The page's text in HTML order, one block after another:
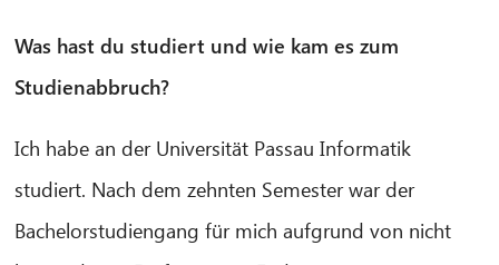
Was hast du studiert und wie kam es zum
Studienabbruch?
Ich habe an der Universität Passau Informatik
studiert. Nach dem zehnten Semester war der
Bachelorstudiengang für mich aufgrund von nicht